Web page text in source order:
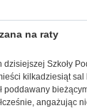
na raty
Szkoły
kilkadziesiąt
poddawany
angażując